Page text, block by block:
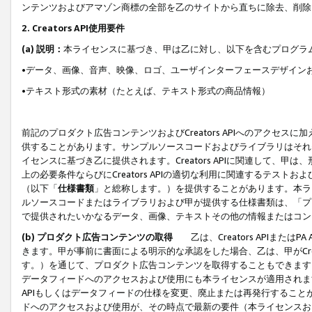
ンテンツおよびアマゾン商標の全部を乙のサイトから直ちに除去、削
2. Creators API使用要件
(a) 説明： 本ライセンスに基づき、甲は乙に対し、以下を含むプログ
•データ、画像、音声、映像、ロゴ、ユーザインターフェースデザイ
•テキスト形式の素材（たとえば、テキスト形式の商品情報）
前記のプロダクト広告コンテンツおよびCreators APIへのアクセスに
供することがあります。サンプルソースコードおよびライブラリはそ
イセンスに基づき乙に提供されます。Creators APIに関連して、甲は
上の必要条件ならびにCreators APIの適切な利用に関連するテストお
（以下「仕様書類」と総称します。）を提供することがあります。本
ルソースコードまたはライブラリおよび甲が提供する仕様書類は、「
で提供されたいかなるデータ、画像、テキストその他の情報またはコ
(b) プロダクト広告コンテンツの取得
乙は、Creators APIまたはPA
きます。甲が事前に書面による明示的な承認をした場合、乙は、甲が
す。）を通じて、プロダクト広告コンテンツを取得することもできま
データフィードへのアクセスおよび使用にも本ライセンスが適用され
APIもしくはデータフィードの仕様を変更、廃止または再発行するこ
ドへのアクセスおよび使用が、その時点で最新の要件（本ライセン